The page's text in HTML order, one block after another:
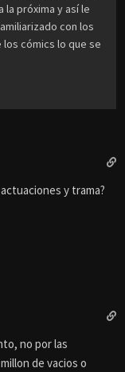
próxima y así le
con los
los cómics lo que se
y trama?
no por las
de vacios o